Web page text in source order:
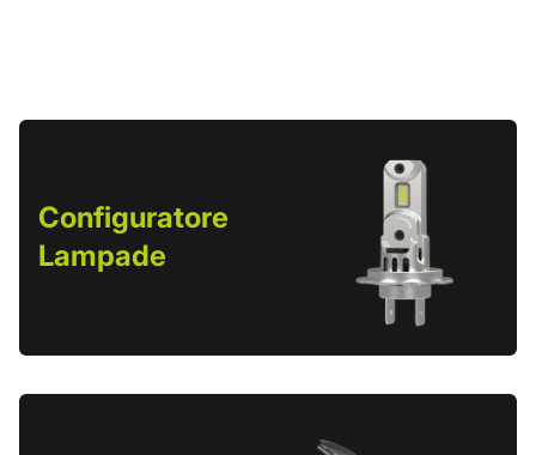
Configuratore
Lampade